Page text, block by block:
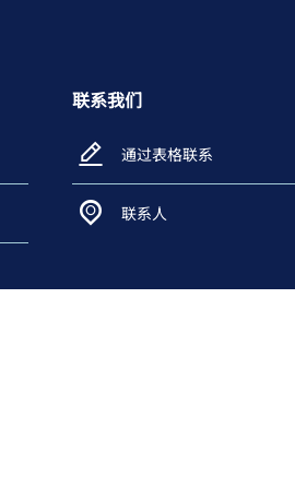
联系我们
通过表格联系
联系人